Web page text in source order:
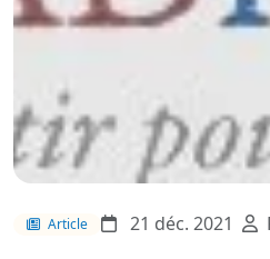
Article 21 déc. 2021